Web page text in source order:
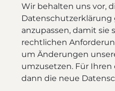
Wir behalten uns vor,
Datenschutzerklärung
anzupassen, damit sie
rechtlichen
um Änderungen
umzusetzen. Für
dann die neue